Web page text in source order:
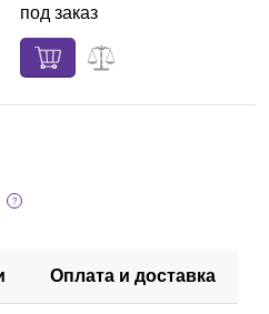
под заказ
Оплата и доставка